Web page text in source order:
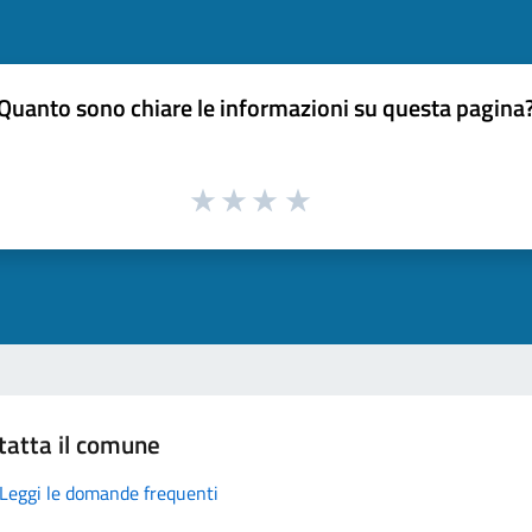
sono chiare le informazioni su questa
il comune
Leggi le domande frequenti